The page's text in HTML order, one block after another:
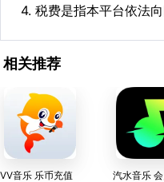
4. 税费是指本平台依法
相关推荐
VV音乐 乐币充值
汽水音乐